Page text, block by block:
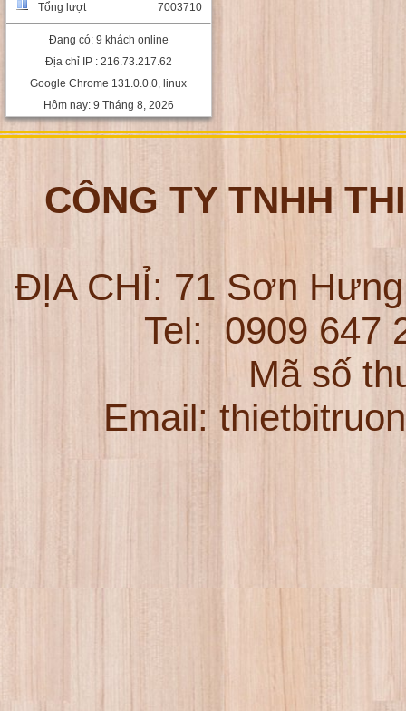
Tổng lượt
7003710
Đang có: 9 khách online
Địa chỉ IP : 216.73.217.62
Google Chrome 131.0.0.0, linux
Hôm nay: 9 Tháng 8, 2026
CÔNG TY TNHH
ĐỊA CHỈ: 71 Sơn
Tel: 0909
Mã số
Email: